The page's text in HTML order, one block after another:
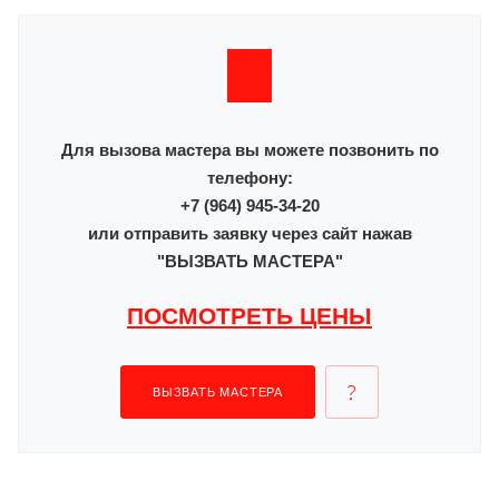
Для вызова мастера вы можете позвонить по
телефону:
+7 (964) 945-34-20
или отправить заявку через сайт нажав
"ВЫЗВАТЬ МАСТЕРА"
ПОСМОТРЕТЬ ЦЕНЫ
ВЫЗВАТЬ МАСТЕРА